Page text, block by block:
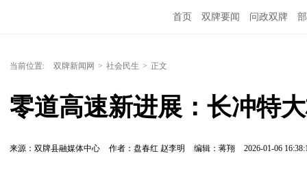
首页 双牌要闻 问政双牌
当前位置: 双牌新闻网 > 社会民生 > 正文
零道高速新进展：长冲特
来源：双牌县融媒体中心 作者：盘春红 赵李明 编辑：蒋翔 2026-01-06